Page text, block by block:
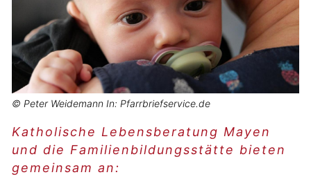
© Peter Weidemann In: Pfarrbriefservice.de
Katholische Lebensberatung Mayen
und die Familienbildungsstätte bieten
gemeinsam an: